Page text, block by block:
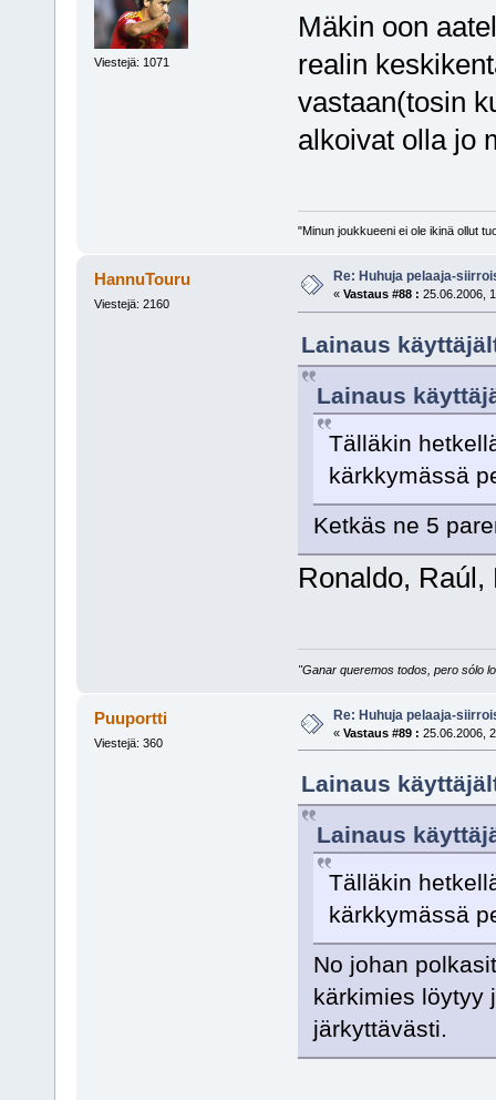
Viestejä: 1071
Mäkin oon
realin
vastaan(tosin
alkoivat olla jo
"Minun joukkueeni ei ole ikinä ollut
HannuTouru
Viestejä: 2160
Re: Huhuja pelaaja-
« Vastaus #88 : 25.06.2006,
Lainaus
Lainaus
Tälläkin
kärkkymässä
Ketkäs ne 5
Ronaldo,
"Ganar queremos todos, pero sólo
Puuportti
Viestejä: 360
Re: Huhuja pelaaja-
« Vastaus #89 : 25.06.2006,
Lainaus
Lainaus
Tälläkin
kärkkymässä
No johan
kärkimies löytyy
järkyttävästi.